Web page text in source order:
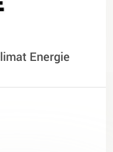
Energie